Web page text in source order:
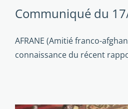
Communiqué du
AFRANE (Amitié franco-
connaissance du récent